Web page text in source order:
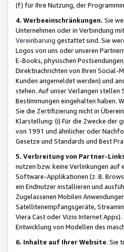
(f) für Ihre Nutzung, der
4. Werbeeinschränkungen. Sie
Unternehmen oder in Verbindung
Vereinbarung gestattet sind. Sie
Logos von uns oder unseren
E-Books, physischen
Direktnachrichten von Ihren Social-
Kunden angemeldet werden) und
stehen. Auf unser Verlangen stellen
Bestimmungen eingehalten haben.
Sie die Zertifizierung nicht in
Klarstellung: (i) Für die Zwecke der
von 1991 und ähnlicher oder
Gesetze und Standards und Best
5. Verbreitung von Partner-
nutzen bzw. keine Verlinkungen auf
Software-Applikationen (z. B.
ein Endnutzer installieren und
Zugelassenen Mobilen
Satellitenempfangsgeräte,
Viera Cast oder Vizio Internet
Entwicklung von Modellen des
6. Inhalte auf Ihrer Website. Sie